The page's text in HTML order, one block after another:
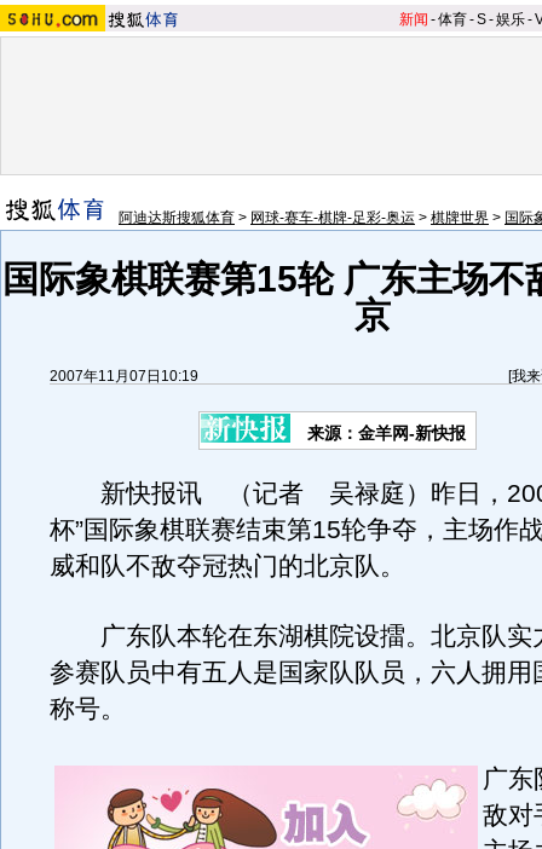
新闻 -体育-S-娱乐-
阿迪达斯搜狐体育 > 网球-赛车-棋牌-足彩-奥运 > 棋牌世界 > 国际
国际象棋联赛第15轮 广东主场不
京
2007年11月07日10:19 [我
来源：金羊网-新快报
新快报讯 （记者 吴禄庭）昨日，
杯”国际象棋联赛结束第15轮争夺，主场作
威和队不敌夺冠热门的北京队。
广东队本轮在东湖棋院设擂。北京队实
参赛队员中有五人是国家队队员，六人拥用
称号。
广东
敌对